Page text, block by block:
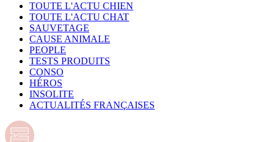
TOUTE L'ACTU CHIEN
TOUTE L'ACTU CHAT
SAUVETAGE
CAUSE ANIMALE
PEOPLE
TESTS PRODUITS
CONSO
HÉROS
INSOLITE
ACTUALITÉS FRANÇAISES